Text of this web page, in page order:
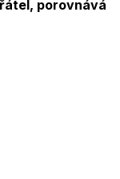
porovnává